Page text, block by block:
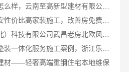
滇中家装设计怎么样，云南至高新型建材有限公司口碑之选
材——轻奢高端重钢住宅本地维保